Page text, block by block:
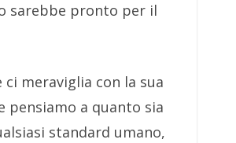
sarebbe pronto per il
ci meraviglia con la sua
pensiamo a quanto sia
standard umano,